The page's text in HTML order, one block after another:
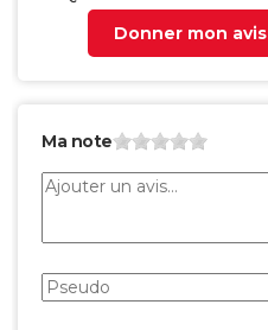
Donner mon avis
Ma note